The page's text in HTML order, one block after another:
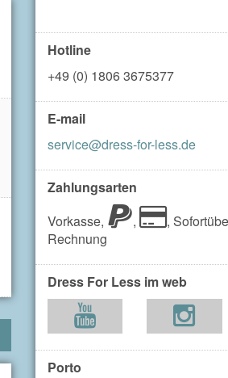
Hotline
+49 (0) 1806 3675377
E-mail
service@dress-for-less.de
Zahlungsarten
Vorkasse,
, ,
Rechnung
Dress For Less im web
Porto